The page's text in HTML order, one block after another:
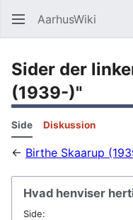
AarhusWiki
Sider der
(1939-)"
Side Diskussion
← Birthe Skaarup
Hvad henviser
Side: